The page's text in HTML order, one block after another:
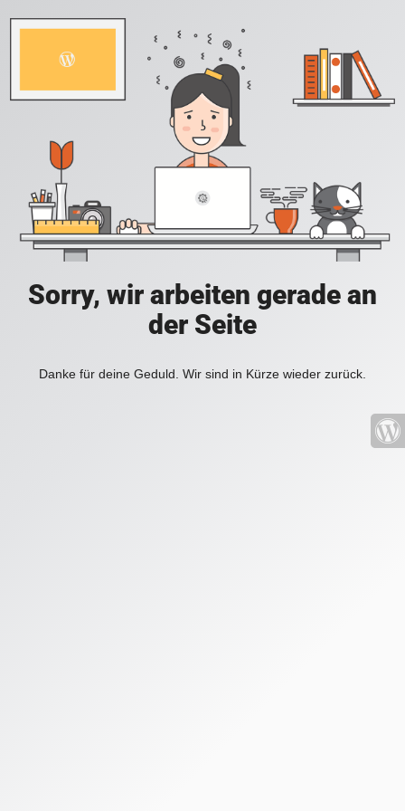
Sorry, wir arbeiten gerade an
der Seite
Danke für deine Geduld. Wir sind in Kürze wieder zurück.